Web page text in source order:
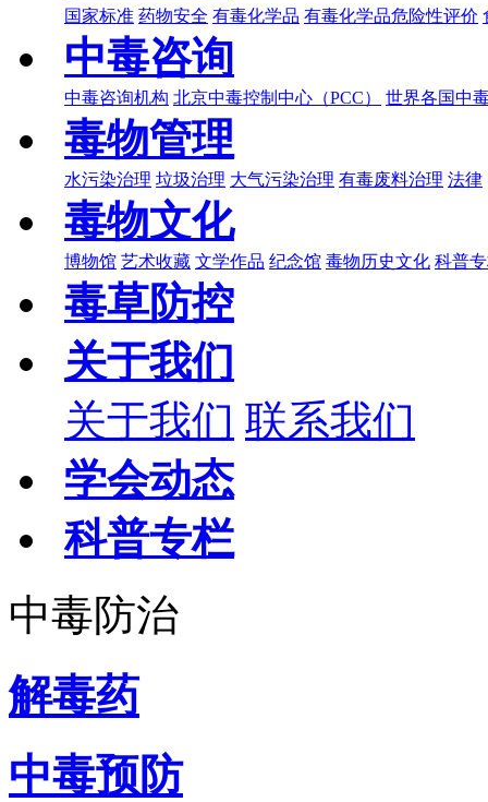
国家标准 药物安全 有毒化学品 有毒化学品危险性评价
中毒咨询
中毒咨询机构 北京中毒控制中心（PCC） 世界各国中
毒物管理
水污染治理 垃圾治理 大气污染治理 有毒废料治理 法律
毒物文化
博物馆 艺术收藏 文学作品 纪念馆 毒物历史文化 科普
毒草防控
关于我们
关于我们 联系我们
学会动态
科普专栏
中毒防治
解毒药
中毒预防